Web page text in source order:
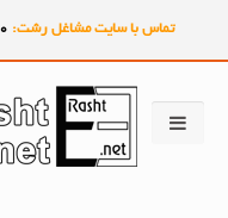
تماس با سایت مشاغل رشت: 920